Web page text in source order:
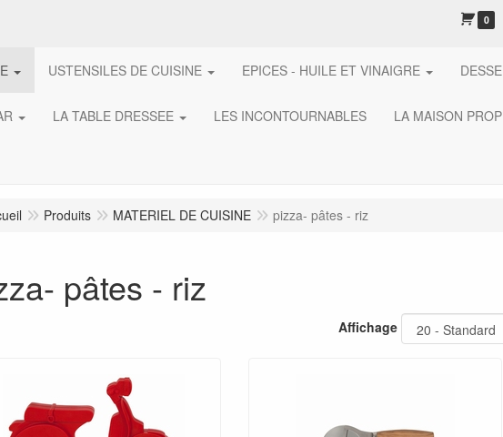
0
USTENSILES DE CUISINE EPICES - HUILE ET VINAIGRE
LA TABLE DRESSEE LES INCONTOURNABLES LA MAISON
Produits MATERIEL DE CUISINE pizza- pâtes - riz
pâtes - riz
Affichage